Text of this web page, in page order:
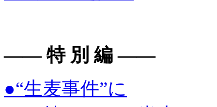
―― 特 別 編 ――
●“生麦事件”に